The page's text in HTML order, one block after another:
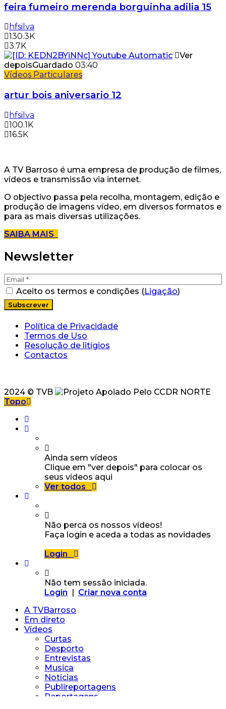
feira fumeiro merenda borguinha adilia 15
hfsilva
130.3K
3.7K
Ver
depoisGuardado 03:40
Vídeos Particulares
artur bois aniversario 12
hfsilva
100.1K
16.5K
A TV Barroso é uma empresa de produção de filmes,
vídeos e transmissão via internet.
O objectivo passa pela recolha, montagem, edição e
produção de imagens vídeo, em diversos formatos e
para as mais diversas utilizações.
SAIBA MAIS
Newsletter
Aceito os termos e condições (Ligação)
Política de Privacidade
Termos de Uso
Resolução de litígios
Contactos
2024 © TVB
Topo
Ainda sem vídeos
Clique em "ver depois" para colocar os
seus vídeos aqui
Ver todos
Não perca os nossos vídeos!
Faça login e aceda a todas as novidades
Login
Não tem sessão iniciada.
Login | Criar nova conta
A TVBarroso
Em direto
Vídeos
Curtas
Desporto
Entrevistas
Musica
Notícias
Publireportagens
Reportagens